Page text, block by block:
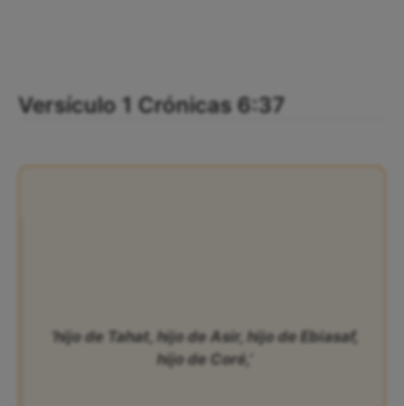
Versículo 1 Crónicas 6:37
‘hijo de Tahat, hijo de Asir, hijo de Ebiasaf,
hijo de Coré,’